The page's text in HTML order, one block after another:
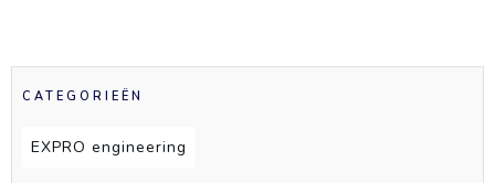
CATEGORIEËN
EXPRO engineering